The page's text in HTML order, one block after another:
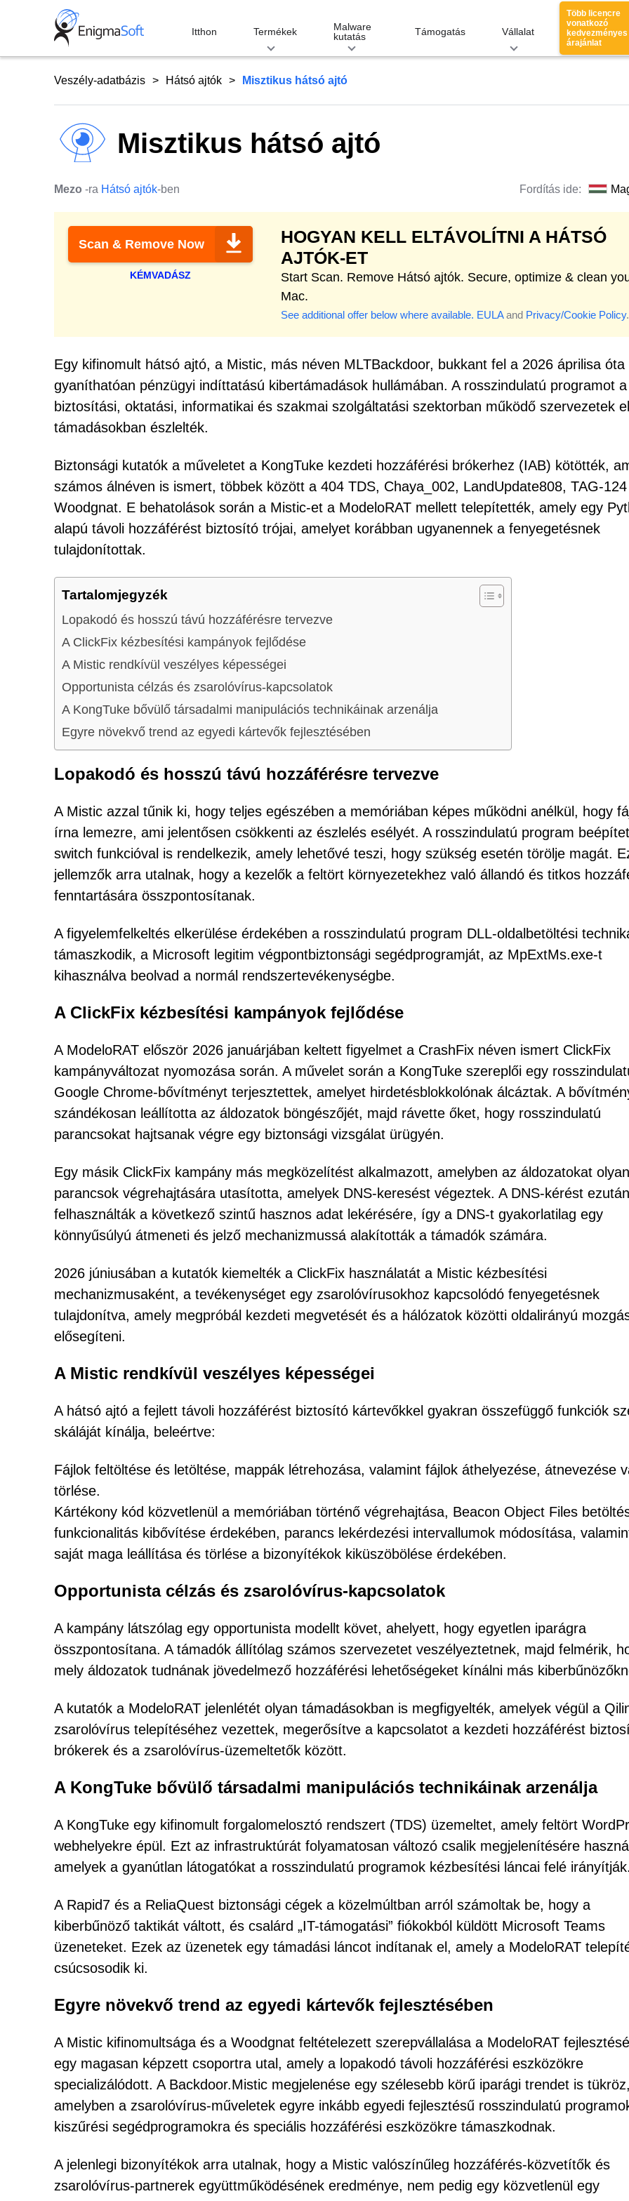
Itthon Termékek
Malware
kutatás
Támogatás Vállalat
Több licencre
vonatkozó
kedvezményes
árajánlat
Veszély-adatbázis Hátsó ajtók Misztikus hátsó ajtó
Misztikus hátsó ajtó
Mezo -ra Hátsó ajtók-ben Fordítás ide:
Scan & Remove Now
KÉMVADÁSZ
HOGYAN KELL ELTÁVOLÍTNI A HÁTSÓ
AJTÓK-ET
Start Scan. Remove Hátsó ajtók. Secure, optimize & clean
Mac.
See additional offer below where available. EULAand Privacy/Cookie Policy.
Egy kifinomult hátsó ajtó, a Mistic, más néven MLTBackdoor, bukkant fel a 2026 áprilisa óta
gyaníthatóan pénzügyi indíttatású kibertámadások hullámában. A rosszindulatú programot a
biztosítási, oktatási, informatikai és szakmai szolgáltatási szektorban működő szervezetek
támadásokban észlelték.
Biztonsági kutatók a műveletet a KongTuke kezdeti hozzáférési brókerhez (IAB) kötötték,
számos álnéven is ismert, többek között a 404 TDS, Chaya_002, LandUpdate808, TAG-
Woodgnat. E behatolások során a Mistic-et a ModeloRAT mellett telepítették, amely egy
alapú távoli hozzáférést biztosító trójai, amelyet korábban ugyanennek a fenyegetésnek
tulajdonítottak.
Tartalomjegyzék
Lopakodó és hosszú távú hozzáférésre tervezve
A ClickFix kézbesítési kampányok fejlődése
A Mistic rendkívül veszélyes képességei
Opportunista célzás és zsarolóvírus-kapcsolatok
A KongTuke bővülő társadalmi manipulációs technikáinak arzenálja
Egyre növekvő trend az egyedi kártevők fejlesztésében
Lopakodó és hosszú távú hozzáférésre tervezve
A Mistic azzal tűnik ki, hogy teljes egészében a memóriában képes működni anélkül, hogy
írna lemezre, ami jelentősen csökkenti az észlelés esélyét. A rosszindulatú program
switch funkcióval is rendelkezik, amely lehetővé teszi, hogy szükség esetén törölje magát.
jellemzők arra utalnak, hogy a kezelők a feltört környezetekhez való állandó és titkos
fenntartására összpontosítanak.
A figyelemfelkeltés elkerülése érdekében a rosszindulatú program DLL-oldalbetöltési
támaszkodik, a Microsoft legitim végpontbiztonsági segédprogramját, az MpExtMs.exe-t
kihasználva beolvad a normál rendszertevékenységbe.
A ClickFix kézbesítési kampányok fejlődése
A ModeloRAT először 2026 januárjában keltett figyelmet a CrashFix néven ismert ClickFix
kampányváltozat nyomozása során. A művelet során a KongTuke szereplői egy
Google Chrome-bővítményt terjesztettek, amelyet hirdetésblokkolónak álcáztak. A
szándékosan leállította az áldozatok böngészőjét, majd rávette őket, hogy rosszindulatú
parancsokat hajtsanak végre egy biztonsági vizsgálat ürügyén.
Egy másik ClickFix kampány más megközelítést alkalmazott, amelyben az áldozatokat olyan
parancsok végrehajtására utasította, amelyek DNS-keresést végeztek. A DNS-kérést ezután
felhasználták a következő szintű hasznos adat lekérésére, így a DNS-t gyakorlatilag egy
könnyűsúlyú átmeneti és jelző mechanizmussá alakították a támadók számára.
2026 júniusában a kutatók kiemelték a ClickFix használatát a Mistic kézbesítési
mechanizmusaként, a tevékenységet egy zsarolóvírusokhoz kapcsolódó fenyegetésnek
tulajdonítva, amely megpróbál kezdeti megvetését és a hálózatok közötti oldalirányú
elősegíteni.
A Mistic rendkívül veszélyes képességei
A hátsó ajtó a fejlett távoli hozzáférést biztosító kártevőkkel gyakran összefüggő funkciók
skáláját kínálja, beleértve:
Fájlok feltöltése és letöltése, mappák létrehozása, valamint fájlok áthelyezése, átnevezése
törlése.
Kártékony kód közvetlenül a memóriában történő végrehajtása, Beacon Object Files
funkcionalitás kibővítése érdekében, parancs lekérdezési intervallumok módosítása,
saját maga leállítása és törlése a bizonyítékok kiküszöbölése érdekében.
Opportunista célzás és zsarolóvírus-kapcsolatok
A kampány látszólag egy opportunista modellt követ, ahelyett, hogy egyetlen iparágra
összpontosítana. A támadók állítólag számos szervezetet veszélyeztetnek, majd felmérik,
mely áldozatok tudnának jövedelmező hozzáférési lehetőségeket kínálni más
A kutatók a ModeloRAT jelenlétét olyan támadásokban is megfigyelték, amelyek végül a
zsarolóvírus telepítéséhez vezettek, megerősítve a kapcsolatot a kezdeti hozzáférést
brókerek és a zsarolóvírus-üzemeltetők között.
A KongTuke bővülő társadalmi manipulációs technikáinak arzenálja
A KongTuke egy kifinomult forgalomelosztó rendszert (TDS) üzemeltet, amely feltört
webhelyekre épül. Ezt az infrastruktúrát folyamatosan változó csalik megjelenítésére
amelyek a gyanútlan látogatókat a rosszindulatú programok kézbesítési láncai felé irányítják.
A Rapid7 és a ReliaQuest biztonsági cégek a közelmúltban arról számoltak be, hogy a
kiberbűnöző taktikát váltott, és csalárd „IT-támogatási” fiókokból küldött Microsoft Teams
üzeneteket. Ezek az üzenetek egy támadási láncot indítanak el, amely a ModeloRAT
csúcsosodik ki.
Egyre növekvő trend az egyedi kártevők fejlesztésében
A Mistic kifinomultsága és a Woodgnat feltételezett szerepvállalása a ModeloRAT
egy magasan képzett csoportra utal, amely a lopakodó távoli hozzáférési eszközökre
specializálódott. A Backdoor.Mistic megjelenése egy szélesebb körű iparági trendet is tükröz,
amelyben a zsarolóvírus-műveletek egyre inkább egyedi fejlesztésű rosszindulatú
kiszűrési segédprogramokra és speciális hozzáférési eszközökre támaszkodnak.
A jelenlegi bizonyítékok arra utalnak, hogy a Mistic valószínűleg hozzáférés-közvetítők és
zsarolóvírus-partnerek együttműködésének eredménye, nem pedig egy közvetlenül egy